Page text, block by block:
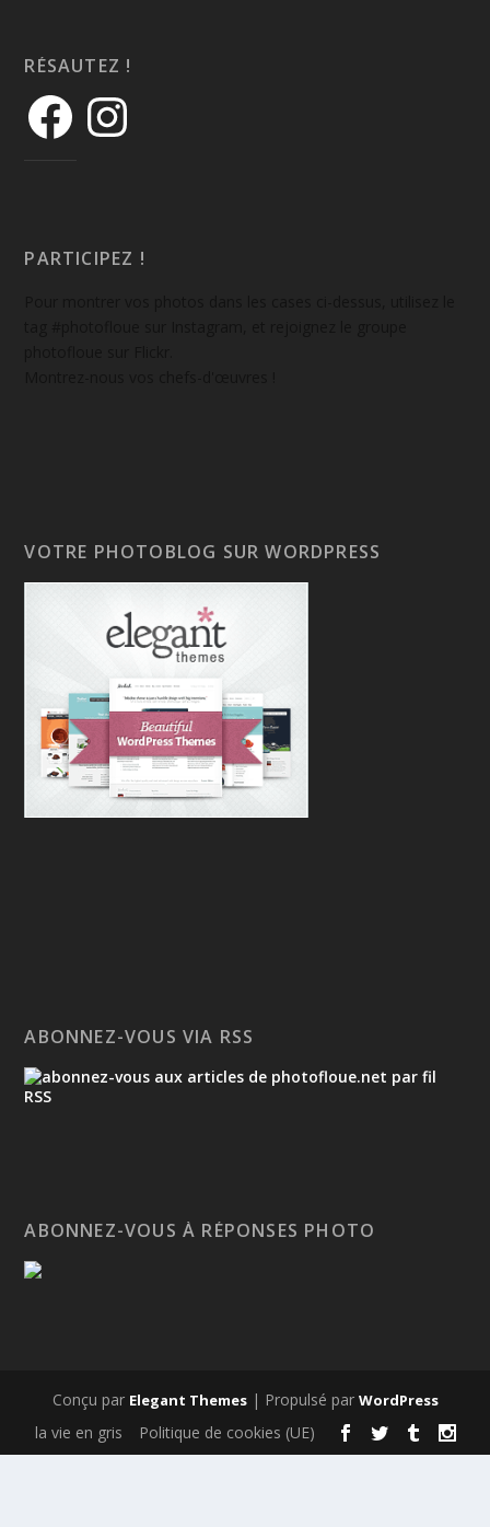
RÉSAUTEZ !
PARTICIPEZ !
VOTRE PHOTOBLOG SUR WORDPRESS
ABONNEZ-VOUS VIA RSS
ABONNEZ-VOUS À RÉPONSES PHOTO
Conçu par Elegant Themes| Propulsé par WordPress
la vie en gris Politique de cookies (UE)